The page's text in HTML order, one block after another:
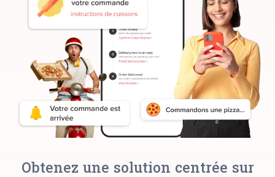
Obtenez une solution centrée sur